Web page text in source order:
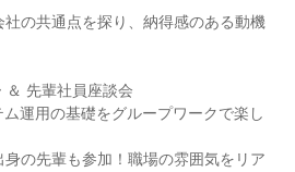
の共通点を探り、納得感のある動機
＆ 先輩社員座談会
運用の基礎をグループワークで楽し
の先輩も参加！職場の雰囲気をリア